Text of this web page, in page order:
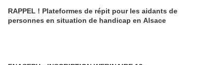
RAPPEL ! Plateformes de répit pour les aidants de
personnes en situation de handicap en Alsace